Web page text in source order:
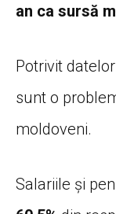
an ca sursă
Potrivit
sunt o
moldoveni.
Salariile și